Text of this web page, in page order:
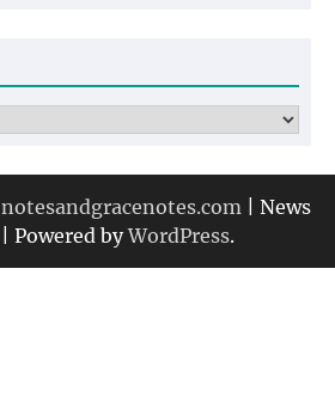
notesandgracenotes.com | News
| Powered byWordPress.